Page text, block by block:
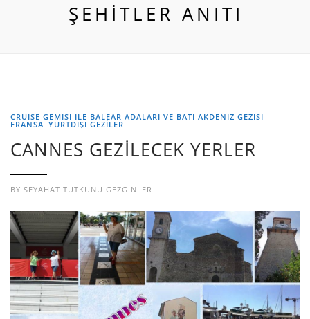
ŞEHITLER ANITI
CRUISE GEMİSİ İLE BALEAR ADALARI VE BATI AKDENİZ GEZİSİ
FRANSA YURTDIŞI GEZILER
CANNES GEZİLECEK YERLER
BY SEYAHAT TUTKUNU GEZGINLER